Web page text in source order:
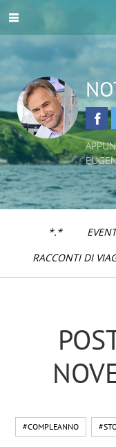
*.*
RACCONTI DI
#COMPLEANNO